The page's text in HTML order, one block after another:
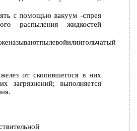
с помощью вакуум -спрея
распыления жидкостей
от скопившегося в них
загрязнений; выполняется